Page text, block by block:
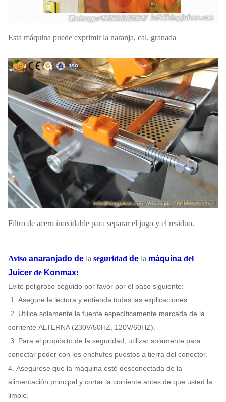
Esta máquina puede exprimir la naranja, cal, granada
Filtro de acero inoxidable para separar el jugo y el residuo.
Aviso anaranjado de la seguridad de la máquina del
Juicer de Konmax:
Evite peligroso seguido por favor por el paso siguiente:
1. Asegure la lectura y entienda todas las explicaciones.
2. Utilice solamente la fuente específicamente marcada de la
corriente ALTERNA (230V/50HZ, 120V/60HZ).
3. Para el propósito de la seguridad, utilizar solamente para
conectar poder con los enchufes puestos a tierra del conector.
4. Asegúrese que la máquina esté desconectada de la
alimentación principal y cortar la corriente antes de que usted la
limpie.